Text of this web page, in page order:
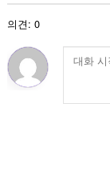
의견: 0